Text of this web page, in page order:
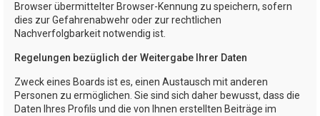
Browser übermittelter Browser-Kennung zu speichern, sofern
dies zur Gefahrenabwehr oder zur rechtlichen
Nachverfolgbarkeit notwendig ist.
Regelungen bezüglich der Weitergabe Ihrer Daten
Zweck eines Boards ist es, einen Austausch mit anderen
Personen zu ermöglichen. Sie sind sich daher bewusst, dass die
Daten Ihres Profils und die von Ihnen erstellten Beiträge im